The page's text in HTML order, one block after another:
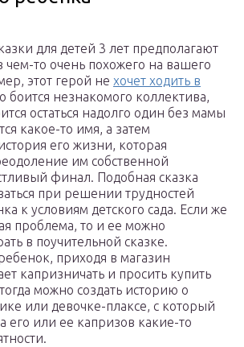
для детей 3 лет предполагают
чем-то очень похожего на вашего
этот герой не хочет ходить в
боится незнакомого коллектива,
остаться надолго один без мамы
какое-то имя, а затем
его жизни, которая
им собственной
финал. Подобная сказка
при решении трудностей
к условиям детского сада. Если же
проблема, то и ее можно
в поучительной сказке.
приходя в магазин
капризничать и просить купить
можно создать историю о
или девочке-плаксе, с который
его или ее капризов какие-то